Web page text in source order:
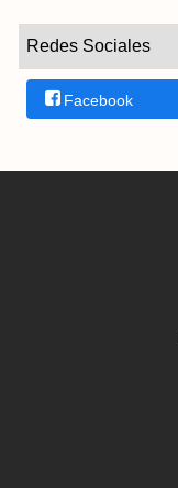
Redes Sociales
Facebook